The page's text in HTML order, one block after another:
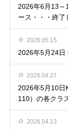
2026年6月13～
ース・・・終了
2026.05.15
2026年5月24日
2026.04.27
2026年5月10日
110）の各クラ
2026.04.13